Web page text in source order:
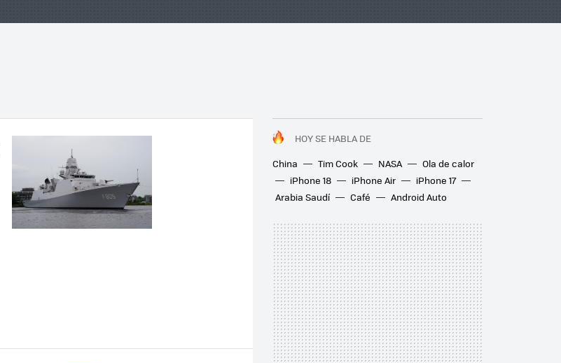
HOY SE HABLA DE
China
Tim Cook NASA
Ola de calor
iPhone 18
iPhone Air
iPhone 17
Arabia Saudí
Café Android Auto